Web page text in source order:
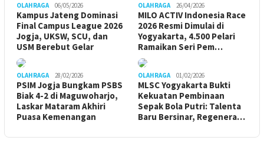
OLAHRAGA 06/05/2026
Kampus Jateng Dominasi
Final Campus League 2026
Jogja, UKSW, SCU, dan
USM Berebut Gelar
OLAHRAGA 26/04/2026
MILO ACTIV Indonesia Race
2026 Resmi Dimulai di
Yogyakarta, 4.500 Pelari
Ramaikan Seri Pem…
OLAHRAGA 28/02/2026
PSIM Jogja Bungkam PSBS
Biak 4-2 di Maguwoharjo,
Laskar Mataram Akhiri
Puasa Kemenangan
OLAHRAGA 01/02/2026
MLSC Yogyakarta Bukti
Kekuatan Pembinaan
Sepak Bola Putri: Talenta
Baru Bersinar, Regenera…